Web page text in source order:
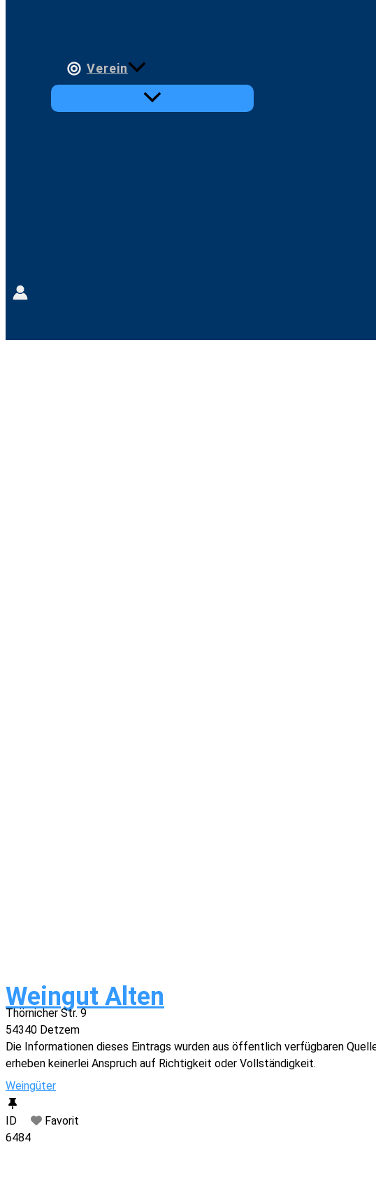
Verein
Weingut Alten
Thörnicher Str. 9
54340 Detzem
Die Informationen dieses Eintrags wurden aus öffentlich verfügbaren
erheben keinerlei Anspruch auf Richtigkeit oder Vollständigkeit.
Weingüter
ID
6484
Favorit